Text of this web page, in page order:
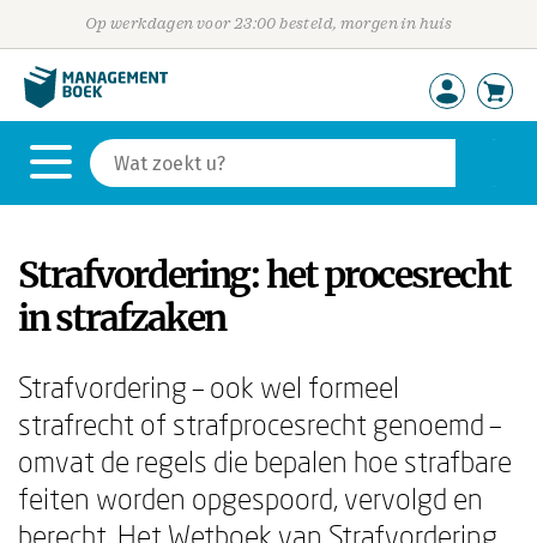
Op werkdagen voor 23:00 besteld, morgen in huis
Strafvordering: het procesrecht
in strafzaken
Strafvordering – ook wel formeel
strafrecht of strafprocesrecht genoemd –
omvat de regels die bepalen hoe strafbare
feiten worden opgespoord, vervolgd en
berecht. Het Wetboek van Strafvordering